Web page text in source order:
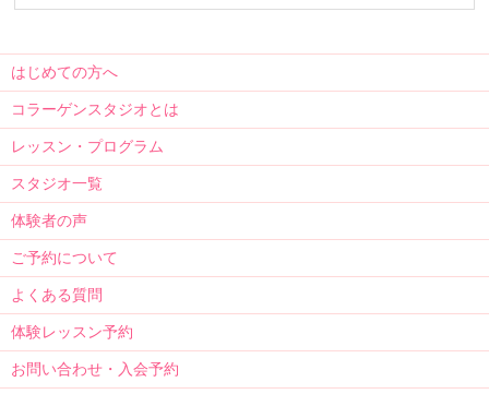
はじめての方へ
コラーゲンスタジオとは
レッスン・プログラム
スタジオ一覧
体験者の声
ご予約について
よくある質問
体験レッスン予約
お問い合わせ・入会予約